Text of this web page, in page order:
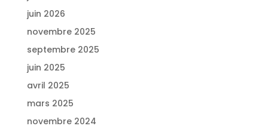
juin 2026
novembre 2025
septembre 2025
juin 2025
avril 2025
mars 2025
novembre 2024